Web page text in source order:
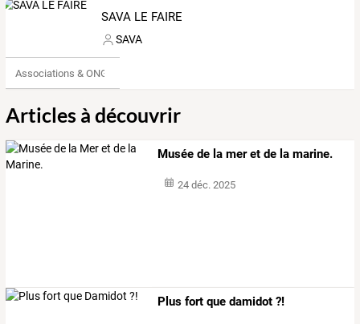
SAVA LE FAIRE
SAVA
Associations & ONG
Articles à découvrir
Musée de la mer et de la marine.
24 déc. 2025
Plus fort que damidot ?!